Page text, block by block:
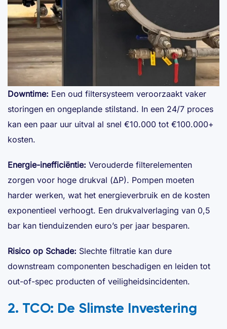
Downtime: Een oud filtersysteem veroorzaakt vaker
storingen en ongeplande stilstand. In een 24/7 proces
kan een paar uur uitval al snel €10.000 tot €100.000+
kosten.
Energie-inefficiëntie: Verouderde filterelementen
zorgen voor hoge drukval (ΔP). Pompen moeten
harder werken, wat het energieverbruik en de kosten
exponentieel verhoogt. Een drukvalverlaging van 0,5
bar kan tienduizenden euro’s per jaar besparen.
Risico op Schade: Slechte filtratie kan dure
downstream componenten beschadigen en leiden tot
out-of-spec producten of veiligheidsincidenten.
2. TCO: De Slimste Investering